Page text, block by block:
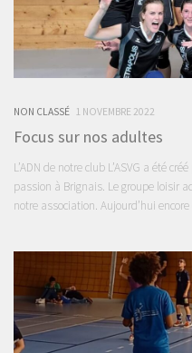
NON CLASSÉ 1 NOVEMBRE 2022
Focus sur nos adultes
L’ADN de notre club L’ASVG a été
passion à Brignais. Le groupe loisir
notre association. Aujourd’hui encore